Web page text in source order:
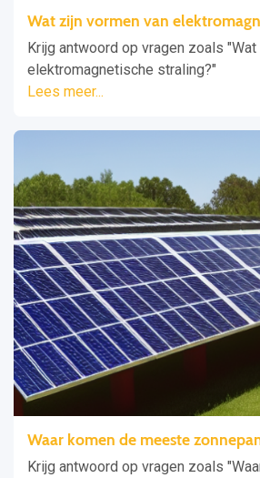
Wat zijn vormen van
Krijg antwoord op vragen zoals
elektromagnetische straling?"
Lees meer...
Waar komen de meeste
Krijg antwoord op vragen zoals